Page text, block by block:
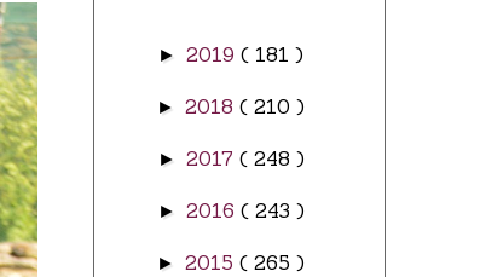
►2019( 181 )
►2018( 210 )
► 2017 ( 248 )
► 2016 ( 243 )
►2015( 265 )